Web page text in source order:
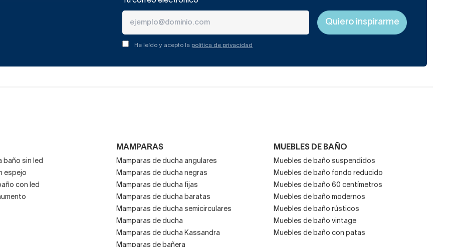
He leído y acepto la política de privacidad
baño sin led
espejo
con led
MAMPARAS
Mamparas de ducha angulares
Mamparas de ducha negras
Mamparas de ducha fijas
Mamparas de ducha baratas
Mamparas de ducha semicirculares
Mamparas de ducha
Mamparas de ducha Kassandra
Mamparas de bañera
MUEBLES DE BAÑO
Muebles de baño suspendidos
Muebles de baño fondo reducido
Muebles de baño 60 centímetros
Muebles de baño modernos
Muebles de baño rústicos
Muebles de baño vintage
Muebles de baño con patas